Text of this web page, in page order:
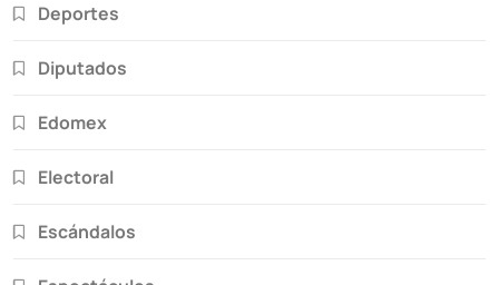
Deportes
Diputados
Edomex
Electoral
Escándalos